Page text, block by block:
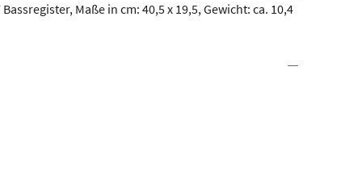
Maße in cm: 40,5 x 19,5, Gewicht: ca. 10,4